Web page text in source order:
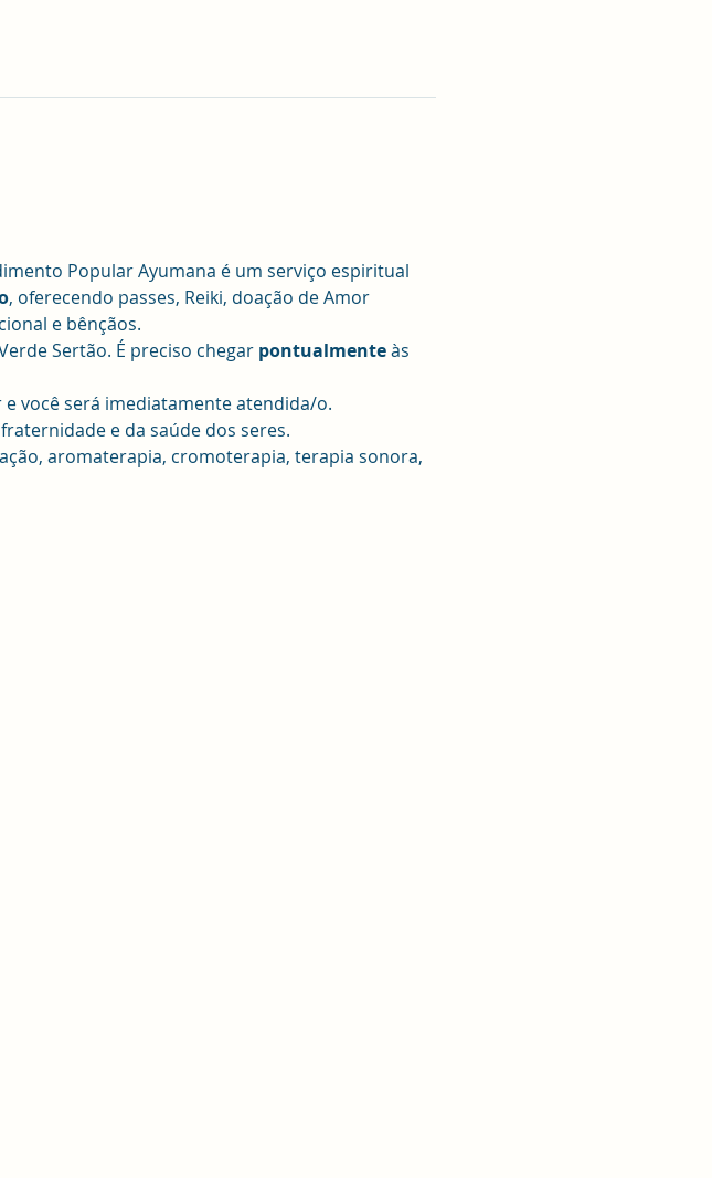
Popular Ayumana é um serviço espiritual
, oferecendo passes, Reiki, doação de Amor
e bênçãos.
Sertão. É preciso chegar pontualmente às
e você será imediatamente atendida/o.
e da saúde dos seres.
aromaterapia, cromoterapia, terapia sonora,